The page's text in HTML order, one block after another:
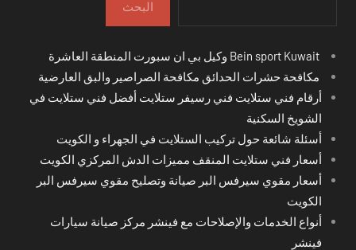
البحث
مكافحة حشرات الحدائق مكافحة الصراصير والبق العارضية
أرقام فني ستلايت فني رسيفر ستلايت أفضل فني ستلايت في
الشويخ السكنية
أسئلة شائعة حول تركيب الستلايت في الجهراء و الكويت
أسعار فني ستلايت المنقف مميزات الدش المركزي الكويت
أسعار مقوي سيرفس البر صيانة وتصليح مقوي سيرفس البر
الكويت
أنواع الخدمات والإصلاحات مع فينشر مركز صيانة سيارات
فينشر